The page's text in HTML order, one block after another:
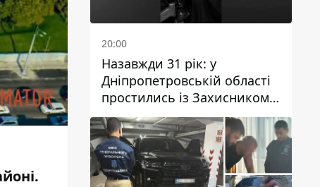
20:00
Назавжди 31 рік: у
Дніпропетровській області
простились із Захисником
Олександром Рєпіним